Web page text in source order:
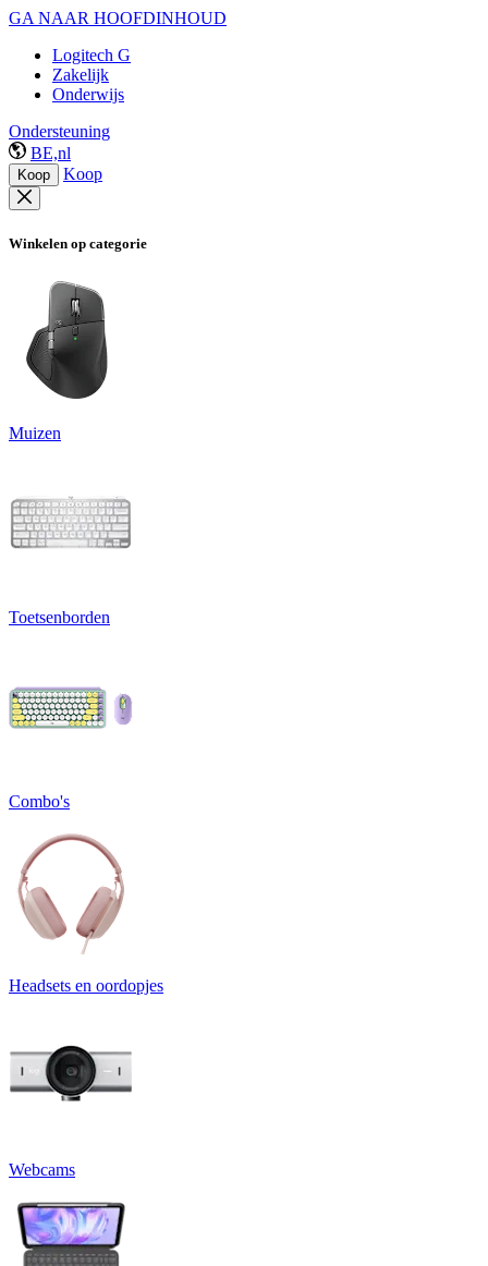
GA NAAR HOOFDINHOUD
Logitech G
Zakelijk
Onderwijs
Ondersteuning
BE,nl
Koop Koop
Winkelen op categorie
Muizen
Toetsenborden
Combo's
Headsets en oordopjes
Webcams